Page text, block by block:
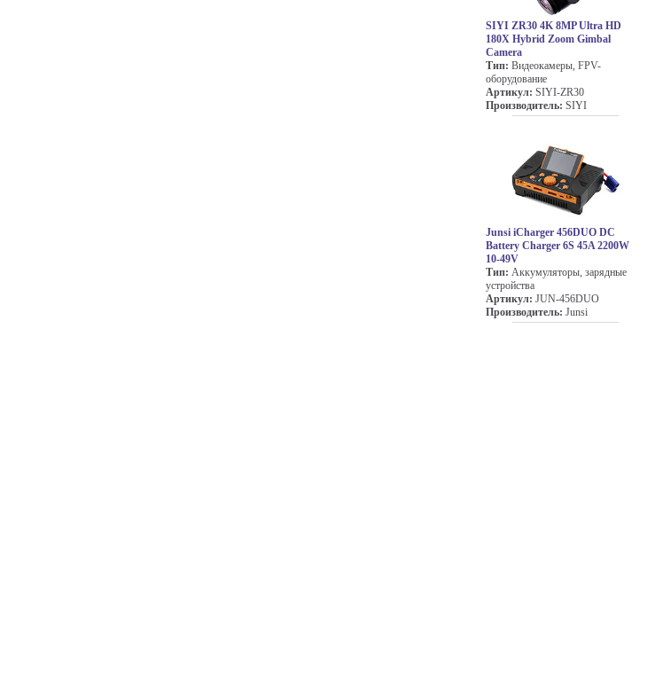
SIYI ZR30 4K 8MP Ultra HD
180X Hybrid Zoom Gimbal
Camera
Тип: Видеокамеры, FPV-
оборудование
Артикул: SIYI-ZR30
Производитель: SIYI
Junsi iCharger 456DUO DC
Battery Charger 6S 45A 2200W
10-49V
Тип: Аккумуляторы, зарядные
устройства
Артикул: JUN-456DUO
Производитель: Junsi